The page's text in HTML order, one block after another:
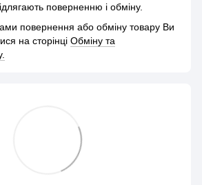
поверненню і обміну.
повернення або обміну товару Ви
на сторінці Обміну та